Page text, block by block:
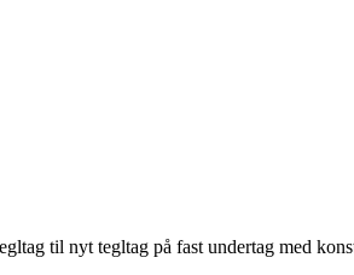
til nyt tegltag på fast undertag med